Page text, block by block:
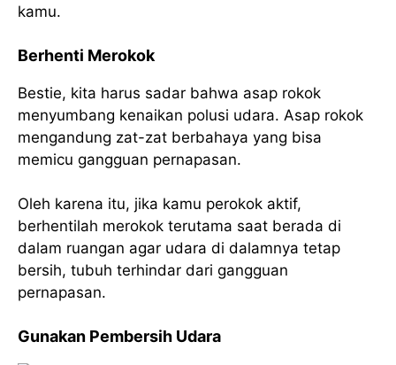
kamu.
Berhenti Merokok
Bestie, kita harus sadar bahwa asap rokok
menyumbang kenaikan polusi udara. Asap rokok
mengandung zat-zat berbahaya yang bisa
memicu gangguan pernapasan.
Oleh karena itu, jika kamu perokok aktif,
berhentilah merokok terutama saat berada di
dalam ruangan agar udara di dalamnya tetap
bersih, tubuh terhindar dari gangguan
pernapasan.
Gunakan Pembersih Udara